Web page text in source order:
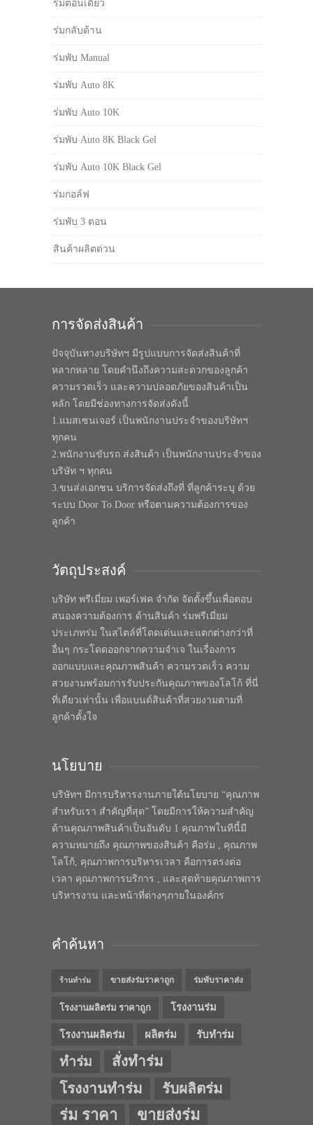
ร่มตอนเดียว
ร่มกลับด้าน
ร่มพับ Manual
ร่มพับ Auto 8K
ร่มพับ Auto 10K
ร่มพับ Auto 8K Black Gel
ร่มพับ Auto 10K Black Gel
ร่มกอล์ฟ
ร่มพับ 3 ตอน
สินค้าผลิตด่วน
การจัดส่งสินค้า
ปัจจุบันทางบริษัทฯ มีรูปแบบการจัดส่งสินค้าที่
หลากหลาย โดยคำนึงถึงความสะดวกของลูกค้า
ความรวดเร็ว และความปลอดภัยของสินค้าเป็น
หลัก โดยมีช่องทางการจัดส่งดังนี้
1.แมสเซนเจอร์ เป็นพนักงานประจำของบริษัทฯ
ทุกคน
2.พนักงานขับรถ ส่งสินค้า เป็นพนักงานประจำของ
บริษัท ฯ ทุกคน
3.ขนส่งเอกชน บริการจัดส่งถึงที่ ที่ลูกค้าระบุ ด้วย
ระบบ Door To Door หรือตามความต้องการของ
ลูกค้า
วัตถุประสงค์
บริษัท พรีเมี่ยม เพอร์เฟค จำกัด จัดตั้งขึ้นเพื่อตอบ
สนองความต้องการ ด้านสินค้า ร่มพรีเมี่ยม
ประเภทร่ม ในสไตล์ที่โดดเด่นและแตกต่างกว่าที่
อื่นๆ กระโดดออกจากความจำเจ ในเรื่องการ
ออกแบบและคุณภาพสินค้า ความรวดเร็ว ความ
สวยงามพร้อมการรับประกันคุณภาพของโลโก้ ที่นี่
ที่เดียวเท่านั้น เพื่อแบนด์สินค้าที่สวยงามตามที่
ลูกค้าตั้งใจ
นโยบาย
บริษัทฯ มีการบริหารงานภายใต้นโยบาย “คุณภาพ
สำหรับเรา สำคัญที่สุด” โดยมีการให้ความสำคัญ
ด้านคุณภาพสินค้าเป็นอันดับ 1 คุณภาพในทีนี้มี
ความหมายถึง คุณภาพของสินค้า คือร่ม , คุณภาพ
โลโก้, คุณภาพการบริหารเวลา คือการตรงต่อ
เวลา คุณภาพการบริการ , และสุดท้ายคุณภาพการ
บริหารงาน และหน้าที่ต่างๆภายในองค์กร
คำค้นหา
ร้านทำร่ม ขายส่งร่มราคาถูก ร่มพับราคาส่ง
โรงงานผลิตร่ม ราคาถูก โรงงานร่ม
โรงงานผลิตร่ม ผลิตร่ม รับทำร่ม
ทำร่ม
สั่งทำร่ม
โรงงานทำร่ม
รับผลิตร่ม
ร่ม ราคา ขายส่งร่ม